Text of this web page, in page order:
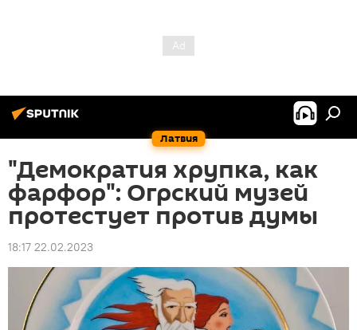
Латвия
"Демократия хрупка, как
фарфор": Огрский музей
протестует против думы
18:17 22.02.2023